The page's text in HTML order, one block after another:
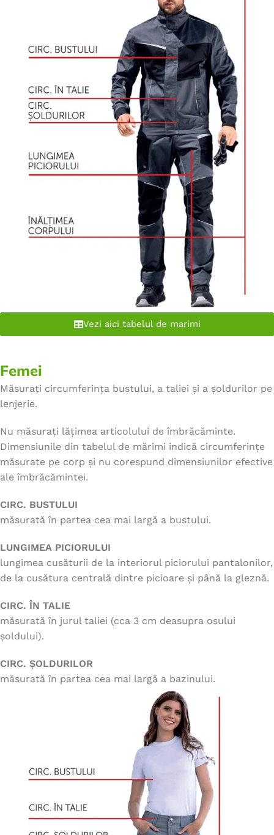
Vezi aici tabelul de marimi
Femei
Măsurați circumferința bustului, a taliei și a șoldurilor pe
lenjerie.
Nu măsurați lățimea articolului de îmbrăcăminte.
Dimensiunile din tabelul de mărimi indică circumferințe
măsurate pe corp și nu corespund dimensiunilor efective
ale îmbrăcămintei.
CIRC. BUSTULUI
măsurată în partea cea mai largă a bustului.
LUNGIMEA PICIORULUI
lungimea cusăturii de la interiorul piciorului pantalonilor,
de la cusătura centrală dintre picioare și până la gleznă.
CIRC. ÎN TALIE
măsurată în jurul taliei (cca 3 cm deasupra osului
șoldului).
CIRC. ȘOLDURILOR
măsurată în partea cea mai largă a bazinului.